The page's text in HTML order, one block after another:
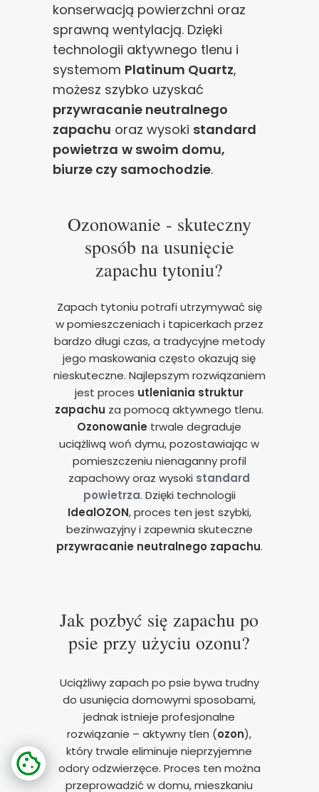
konserwacją powierzchni oraz
sprawną wentylacją. Dzięki
technologii aktywnego tlenu i
systemom Platinum Quartz,
możesz szybko uzyskać
przywracanie neutralnego
zapachu oraz wysoki standard
powietrza w swoim domu,
biurze czy samochodzie.
Ozonowanie - skuteczny
sposób na usunięcie
zapachu tytoniu?
Zapach tytoniu potrafi utrzymywać się
w pomieszczeniach i tapicerkach przez
bardzo długi czas, a tradycyjne metody
jego maskowania często okazują się
nieskuteczne. Najlepszym rozwiązaniem
jest proces utleniania struktur
zapachu za pomocą aktywnego tlenu.
Ozonowanie trwale degraduje
uciążliwą woń dymu, pozostawiając w
pomieszczeniu nienaganny profil
zapachowy oraz wysoki standard
powietrza. Dzięki technologii
IdealOZON, proces ten jest szybki,
bezinwazyjny i zapewnia skuteczne
przywracanie neutralnego zapachu.
Jak pozbyć się zapachu po
psie przy użyciu ozonu?
Uciążliwy zapach po psie bywa trudny
do usunięcia domowymi sposobami,
jednak istnieje profesjonalne
rozwiązanie – aktywny tlen (ozon),
który trwale eliminuje nieprzyjemne
odory odzwierzęce. Proces ten można
przeprowadzić w domu, mieszkaniu